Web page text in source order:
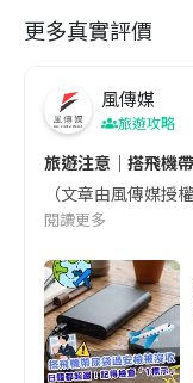
更多真實評價
風傳媒
旅遊攻略
旅遊注意｜搭飛機
（文章由風傳媒
閱讀更多